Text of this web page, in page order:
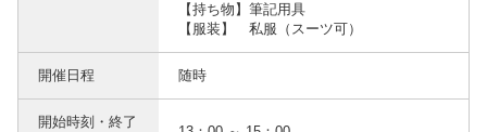
【持ち物】筆記用具
【服装】 私服（スーツ可）
開催日程 随時
開始時刻・終了